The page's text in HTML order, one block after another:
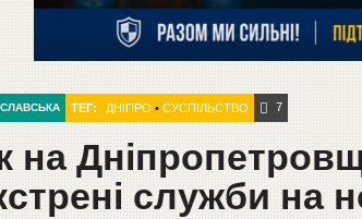
ТЕГ: ДНІПРО • СУСПІЛЬСТВО 7
на
служби на